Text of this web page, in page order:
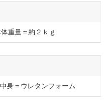
重量＝約２ｋｇ
身＝ウレタンフォーム